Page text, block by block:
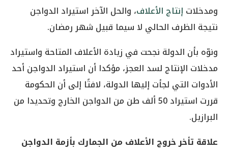
ومدخلات إنتاج الأعلاف، والحل الآخر استيراد الدواجن
نتيجة الظرف الحالي لا سيما قبيل شهر رمضان.
ونوّه بأن الدولة نجحت في زيادة الأعلاف المتاحة واستيراد
مدخلات الإنتاج لسد العجز، مؤكدا أن استيراد الدواجن أحد
الأدوات التي لجأت إليها الدولة، لافتًا إلى أن الحكومة
قررت استيراد 50 ألف طن من الدواجن الخارج وتحديدا من
البرازيل.
علاقة تأخر خروج الأعلاف من الجمارك بأزمة الدواجن